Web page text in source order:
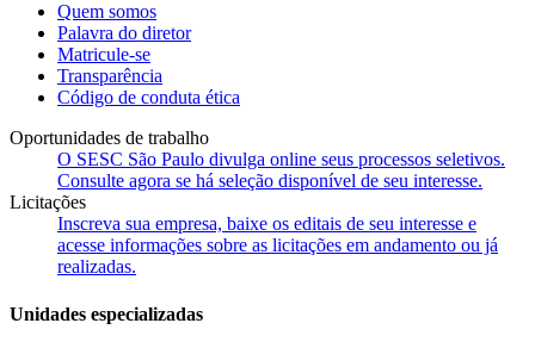
Quem somos
Palavra do diretor
Matricule-se
Transparência
Código de conduta ética
Oportunidades de trabalho
O SESC São Paulo divulga online seus processos seletivos.
Consulte agora se há seleção disponível de seu interesse.
Licitações
Inscreva sua empresa, baixe os editais de seu interesse e
acesse informações sobre as licitações em andamento ou já
realizadas.
Unidades especializadas